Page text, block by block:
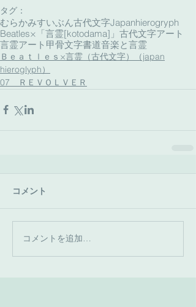
タグ：
むらかみすいぶん古代文字Japanhierogryph
Beatles×「言霊[kotodama]」 古代文字アート
言霊アート 甲骨文字書道音楽と言霊
Ｂｅａｔｌｅｓ×言霊（古代文字）（japan
hieroglyph）
07 ＲＥＶＯＬＶＥＲ
コメント
コメントを追加…